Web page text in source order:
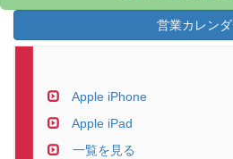
営業カレン
Apple iPhone
Apple iPad
一覧を見る